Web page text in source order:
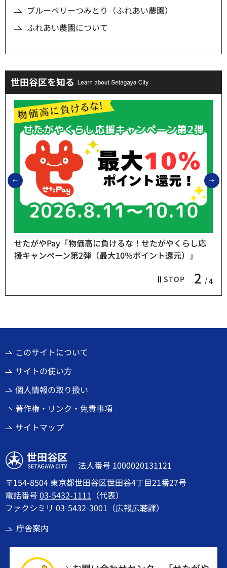
ブルーベリーつみとり（ふれあい農園）
ふれあい農園について
世田谷区を知る
前のスライドを表示
STOP 2 4
せたがやPay「物価高に負けるな！せたがやくらし応
援キャンペーン第2弾（最大10％ポイント還元）」
このサイトについて
サイトの使い方
個人情報の取り扱い
著作権・リンク・免責事項
サイトマップ
世田谷区
法人番号 1000020131121
〒154-8504 東京都世田谷区世田谷4丁目21番27号
電話番号03-5432-1111 （代表）
ファクシミリ 03-5432-3001（広報広聴課）
庁舎案内